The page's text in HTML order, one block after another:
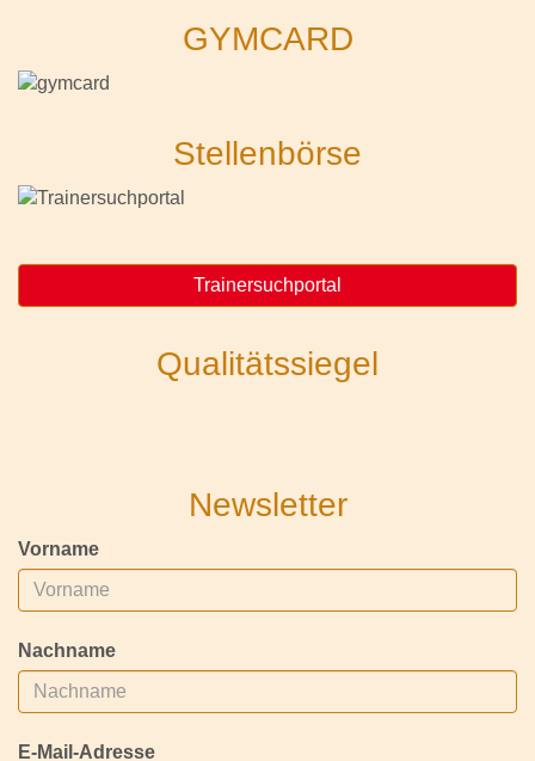
GYMCARD
Stellenbörse
Trainersuchportal
Qualitätssiegel
Newsletter
Vorname
Nachname
E-Mail-Adresse